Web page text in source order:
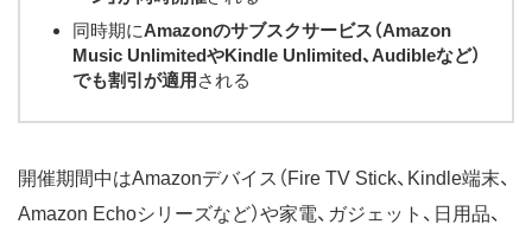
同時期にAmazonのサブスクサービス（Amazon
Music UnlimitedやKindle Unlimited、Audibleなど）
でも割引が適用 される
開催期間中はAmazonデバイス（Fire TV Stick、Kindle端末、
Amazon Echoシリーズなど）や家電、ガジェット、日用品、